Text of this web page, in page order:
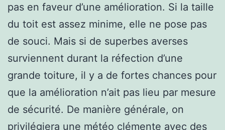
pas en faveur d’une amélioration. Si la taille
du toit est assez minime, elle ne pose pas
de souci. Mais si de superbes averses
surviennent durant la réfection d’une
grande toiture, il y a de fortes chances pour
que la amélioration n’ait pas lieu par mesure
de sécurité. De manière générale, on
privilégiera une météo clémente avec des